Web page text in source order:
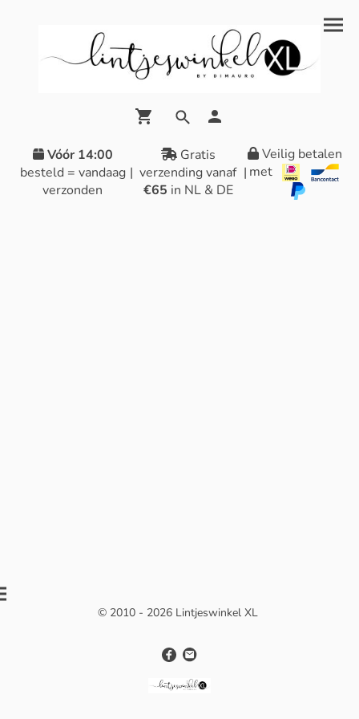
Vóór 14:00
besteld = vandaag
verzonden
|
Gratis
verzending vanaf
€65 in NL & DE
|
Veilig betalen
met
© 2010 - 2026 Lintjeswinkel XL